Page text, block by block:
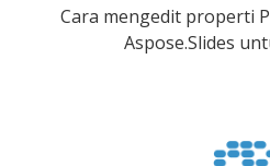
Cara mengedit properti
Aspose.Slides